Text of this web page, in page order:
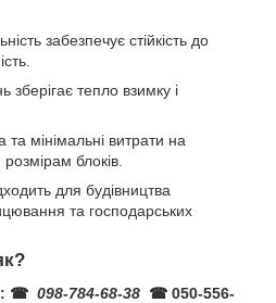
забезпечує стійкість до
зберігає тепло взимку і
та мінімальні витрати на
блоків.
для будівництва
та господарських
☎ 098-784-68-38 ☎ 050-556-